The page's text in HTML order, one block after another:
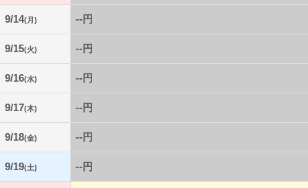
9/14(月) --円
9/15(火) --円
9/16(水) --円
9/17(木) --円
9/18(金) --円
9/19(土) --円